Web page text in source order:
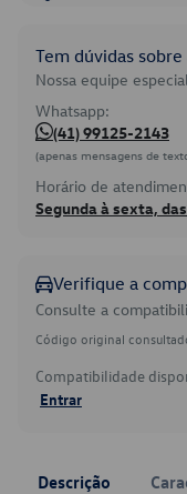
Tem dúvidas
Nossa equipe
Whatsapp:
(41) 99125-2143
(apenas mensagens de
Horário de
Segunda à sexta,
Verifique a
Consulte a
Código original
Compatibilidade
Entrar
Descrição